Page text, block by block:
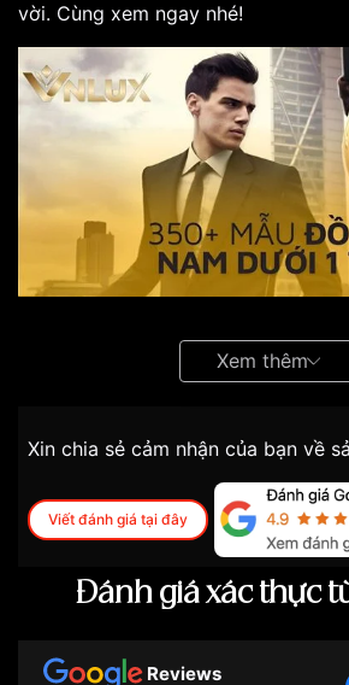
vời. Cùng xem ngay nhé!
Top 5 đồng hồ nam dưới 1
chuộng nhất hiện nay
Chiếc đồng hồ xứng đáng đứng ở
phải kể đến Casio MTP
Casio đến từ Nhật Bản. Casio MTP-
hữu thiết kế tổng thể vô cùng lịch
sáng bóng sang trọng. Đồng thời,
cảm giác trẻ trung.
Xem thêm
Xin chia sẻ cảm nhận của bạn về
Viết đánh giá tại đây
Đánh giá xác thực
Reviews